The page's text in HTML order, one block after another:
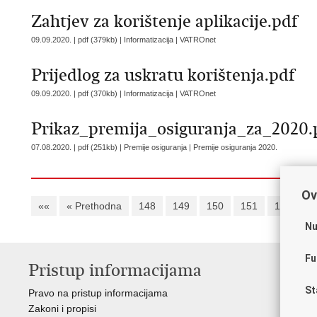
Zahtjev za korištenje aplikacije.pdf
09.09.2020. | pdf (379kb) | Informatizacija | VATROnet
Prijedlog za uskratu korištenja.pdf
09.09.2020. | pdf (370kb) | Informatizacija | VATROnet
07.08.2020. | pdf (251kb) | Premije osiguranja | Premije osiguranja 2020.
«« « Prethodna 148 149 150 151 152
Pristup informacijama
Pravo na pristup informacijama
Zakoni i propisi